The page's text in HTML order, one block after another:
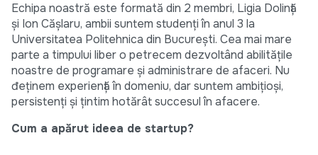
Echipa noastră este formată din 2 membri, Ligia Dolință
și Ion Cășlaru, ambii suntem studenți în anul 3 la
Universitatea Politehnica din București. Cea mai mare
parte a timpului liber o petrecem dezvoltând abilitățile
noastre de programare și administrare de afaceri. Nu
đeținem experiență în domeniu, dar suntem ambițioși,
persistenți și țintim hotărât succesul în afacere.
Cum a apărut ideea de startup?